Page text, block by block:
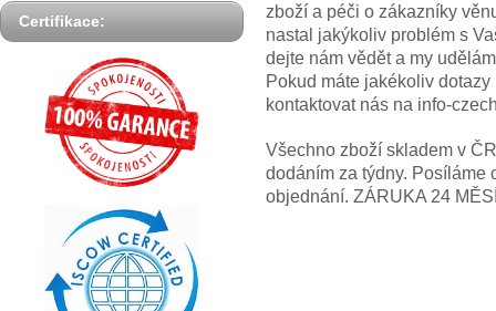
Certifikace:
zboží a péči o zákazníky
nastal jakýkoliv problém s
dejte nám vědět a my
Pokud máte jakékoliv
kontaktovat nás na info-
Všechno zboží skladem v
dodáním za týdny. Posíláme
objednání. ZÁRUKA 24